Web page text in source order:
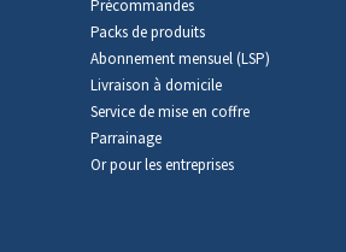
Précommandes
Packs de produits
Abonnement mensuel (LSP)
Livraison à domicile
Service de mise en coffre
Parrainage
Or pour les entreprises